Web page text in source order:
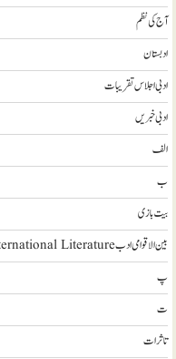
آج کی نظم
ادبستان
ادبی اجلاس تقریبات
ادبی خبریں
الف
ب
بیت بازی
بین الاقوامی ادب International Literature
پ
ت
تاثرات